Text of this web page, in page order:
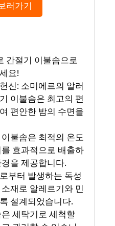
러가기
간절기 이불솜으로
요!
신: 소미에르의 알러
이불솜은 최고의 편
편안한 밤의 수면을
불솜은 최적의 온도
효과적으로 배출하
을 제공합니다.
부터 발생하는 독성
재로 알레르기와 민
설계되었습니다.
세탁기로 세척할